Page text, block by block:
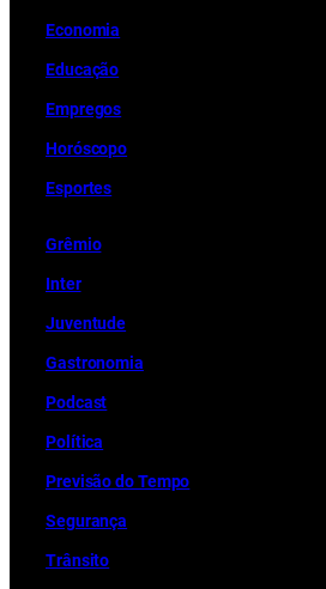
Economia
Educação
Empregos
Horóscopo
Esportes
Grêmio
Inter
Juventude
Gastronomia
Podcast
Política
Previsão do Tempo
Segurança
Trânsito